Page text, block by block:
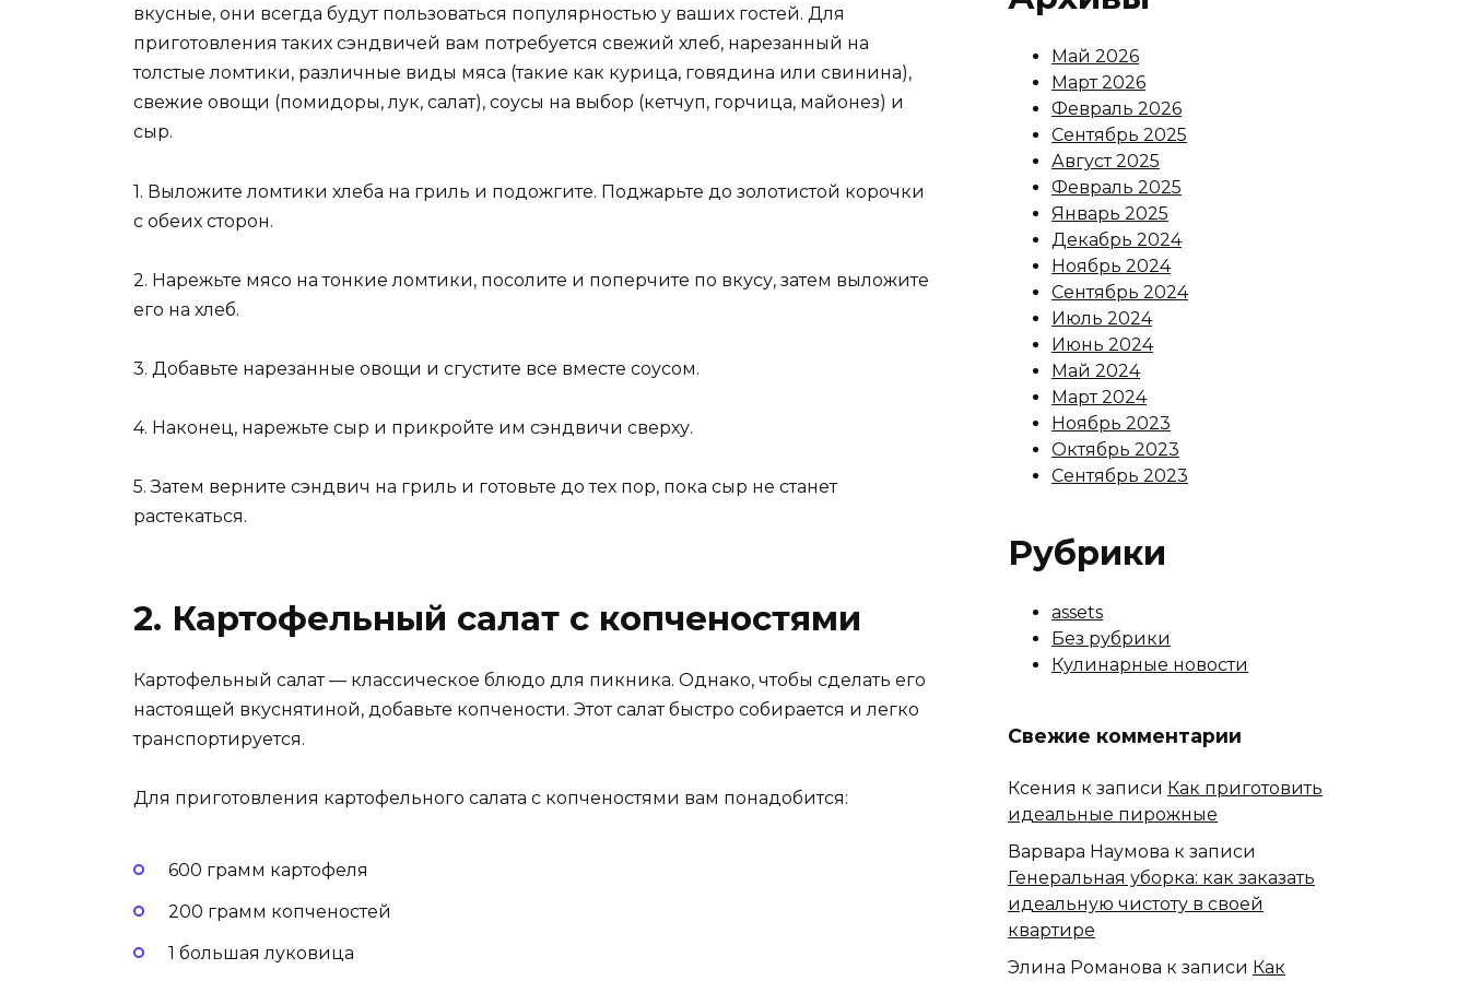
вкусные, они всегда будут пользоваться популярностью у ваших гостей. Для
приготовления таких сэндвичей вам потребуется свежий хлеб, нарезанный на
толстые ломтики, различные виды мяса (такие как курица, говядина или свинина),
свежие овощи (помидоры, лук, салат), соусы на выбор (кетчуп, горчица, майонез) и
сыр.
1. Выложите ломтики хлеба на гриль и подожгите. Поджарьте до золотистой корочки
с обеих сторон.
2. Нарежьте мясо на тонкие ломтики, посолите и поперчите по вкусу, затем выложите
его на хлеб.
3. Добавьте нарезанные овощи и сгустите все вместе соусом.
4. Наконец, нарежьте сыр и прикройте им сэндвичи сверху.
5. Затем верните сэндвич на гриль и готовьте до тех пор, пока сыр не станет
растекаться.
2. Картофельный салат с копченостями
Картофельный салат — классическое блюдо для пикника. Однако, чтобы сделать его
настоящей вкуснятиной, добавьте копчености. Этот салат быстро собирается и легко
транспортируется.
Для приготовления картофельного салата с копченостями вам понадобится:
600 грамм картофеля
200 грамм копченостей
1 большая луковица
Май 2026
Март 2026
Февраль 2026
Сентябрь 2025
Август 2025
Февраль 2025
Январь 2025
Декабрь 2024
Ноябрь 2024
Сентябрь 2024
Июль 2024
Июнь 2024
Май 2024
Март 2024
Ноябрь 2023
Октябрь 2023
Сентябрь 2023
Рубрики
assets
Без рубрики
Кулинарные новости
Свежие комментарии
Ксения к записи Как приготовить
идеальные пирожные
Варвара Наумова к записи
Генеральная уборка: как заказать
идеальную чистоту в своей
квартире
Элина Романова к записи Как